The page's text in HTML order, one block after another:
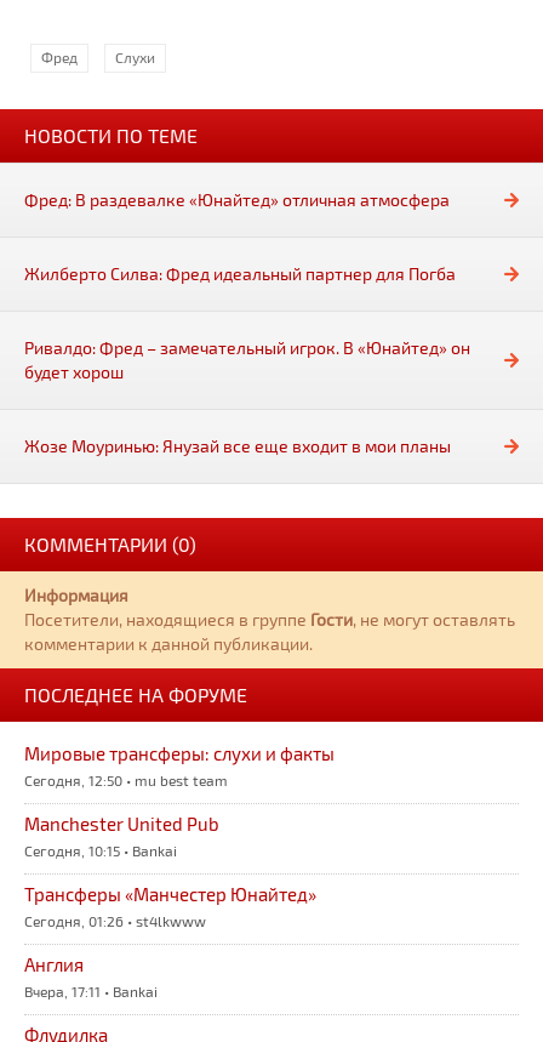
Фред Слухи
НОВОСТИ ПО ТЕМЕ
Фред: В раздевалке «Юнайтед» отличная атмосфера
Жилберто Силва: Фред идеальный партнер для Погба
Ривалдо: Фред – замечательный игрок. В «Юнайтед» он
будет хорош
Жозе Моуринью: Янузай все еще входит в мои планы
КОММЕНТАРИИ (0)
Информация
Посетители, находящиеся в группе Гости, не могут оставлять
комментарии к данной публикации.
ПОСЛЕДНЕЕ НА ФОРУМЕ
Мировые трансферы: слухи и факты
Сегодня, 12:50 • mu best team
Manchester United Pub
Сегодня, 10:15 • Bankai
Трансферы «Манчестер Юнайтед»
Сегодня, 01:26 • st4lkwww
Англия
Вчера, 17:11 • Bankai
Флудилка